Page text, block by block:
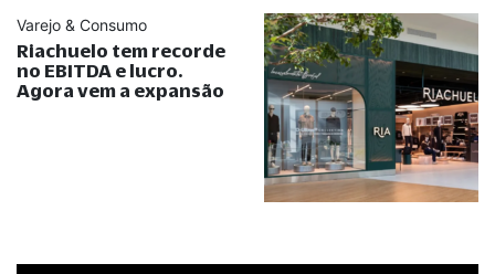
Varejo & Consumo
Riachuelo tem recorde
no EBITDA e lucro.
Agora vem a expansão